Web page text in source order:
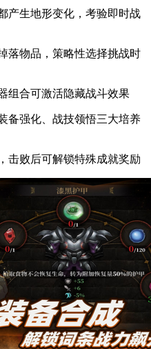
产生地形变化，考验即时战
落物品，策略性选择挑战时
组合可激活隐藏战斗效果
备强化、战技领悟三大培养
击败后可解锁特殊成就奖励